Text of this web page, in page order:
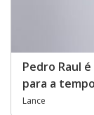
Pedro Raul
para a
Lance